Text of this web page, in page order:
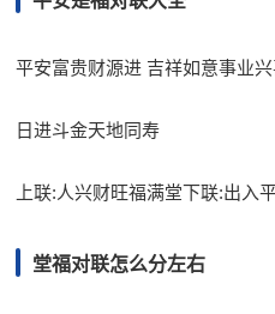
平安富贵财源进 吉祥如意事业
日进斗金天地同寿
上联:人兴财旺福满堂下联:出入
堂福对联怎么分左右